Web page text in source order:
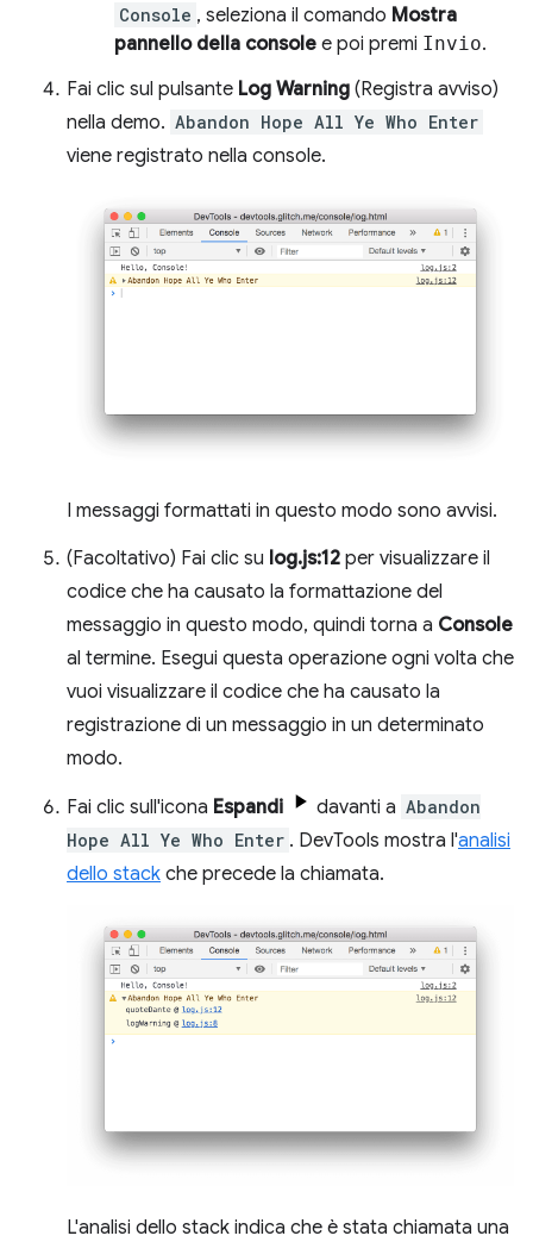
Console , seleziona il comando Mostra
pannello della console e poi premi Invio.
Fai clic sul pulsante Log Warning (Registra avviso)
nella demo. Abandon Hope All Ye Who Enter
viene registrato nella console.
I messaggi formattati in questo modo sono avvisi.
(Facoltativo) Fai clic su log.js:12 per visualizzare il
codice che ha causato la formattazione del
messaggio in questo modo, quindi torna a Console
al termine. Esegui questa operazione ogni volta che
vuoi visualizzare il codice che ha causato la
registrazione di un messaggio in un determinato
modo.
Fai clic sull'icona Espandi davanti a Abandon
Hope All Ye Who Enter . DevTools mostra l'analisi
dello stack che precede la chiamata.
L'analisi dello stack indica che è stata chiamata una